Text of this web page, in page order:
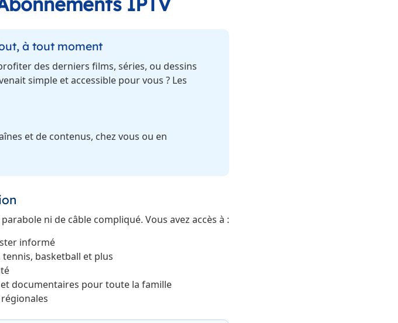
à tout moment
des derniers films, séries, ou dessins
simple et accessible pour vous ? Les
et de contenus, chez vous ou en
ni de câble compliqué. Vous avez accès à :
informé
basketball et plus
documentaires pour toute la famille